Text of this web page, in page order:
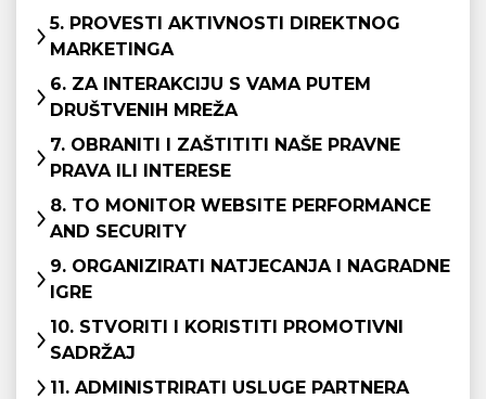
5. PROVESTI AKTIVNOSTI DIREKTNOG
MARKETINGA
6. ZA INTERAKCIJU S VAMA PUTEM
DRUŠTVENIH MREŽA
7. OBRANITI I ZAŠTITITI NAŠE PRAVNE
PRAVA ILI INTERESE
8. TO MONITOR WEBSITE PERFORMANCE
AND SECURITY
9. ORGANIZIRATI NATJECANJA I NAGRADNE
IGRE
10. STVORITI I KORISTITI PROMOTIVNI
SADRŽAJ
11. ADMINISTRIRATI USLUGE PARTNERA